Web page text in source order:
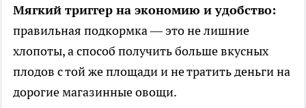
Мягкий триггер на экономию и удобство:
правильная подкормка — это не лишние
хлопоты, а способ получить больше вкусных
плодов с той же площади и не тратить деньги на
дорогие магазинные овощи.